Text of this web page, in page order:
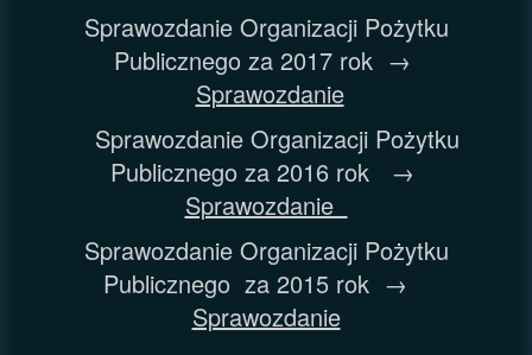
Sprawozdanie Organizacji Pożytku
Publicznego za 2017 rok →
Sprawozdanie
Sprawozdanie Organizacji Pożytku
Publicznego za 2016 rok →
Sprawozdanie
Sprawozdanie Organizacji Pożytku
Publicznego za 2015 rok →
Sprawozdanie